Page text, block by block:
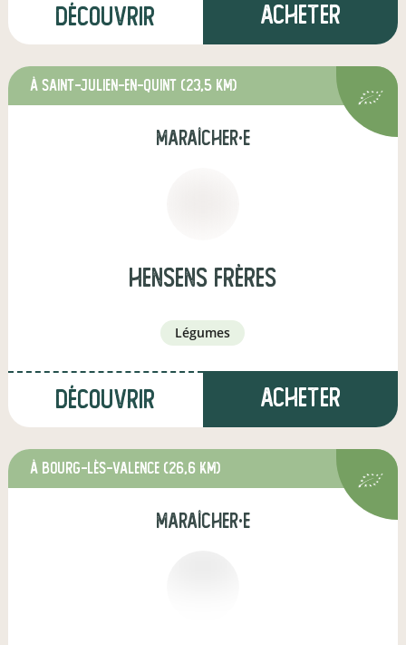
Découvrir Acheter
à Saint-Julien-en-Quint (23,5 km)
maraîcher·e
Hensens Frères
légumes
Découvrir Acheter
à Bourg-lès-Valence (26,6 km)
maraîcher·e